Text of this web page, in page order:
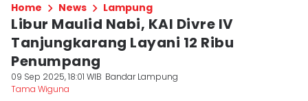
Home News Lampung
Libur Maulid Nabi, KAI Divre IV
Tanjungkarang Layani 12 Ribu
Penumpang
09 Sep 2025, 18:01 WIB Bandar Lampung
Tama Wiguna